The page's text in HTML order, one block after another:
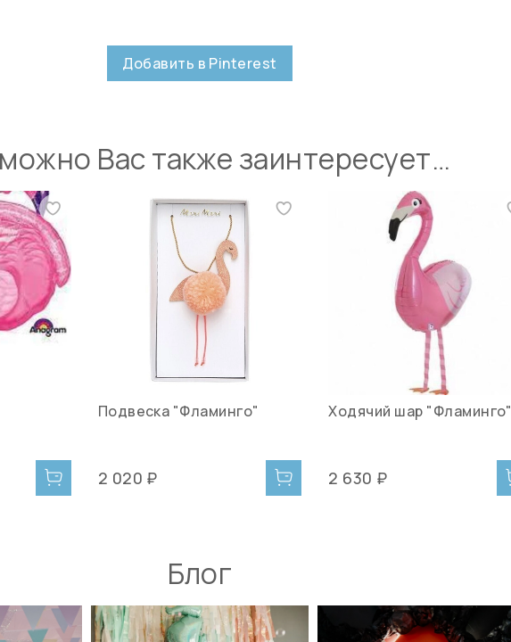
Добавить в Pinterest
Вас также заинтересует…
Подвеска "Фламинго"
2 020 ₽
Ходячий шар "Фламинго"
2 630 ₽
Блог